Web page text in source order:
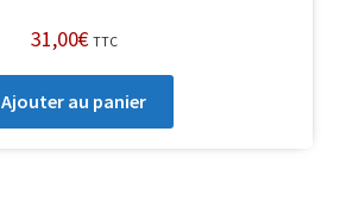
31,00€ TTC
Ajouter au panier